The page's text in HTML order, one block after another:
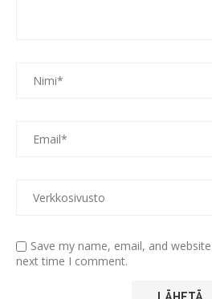
Save my name, email, and
next time I comment.